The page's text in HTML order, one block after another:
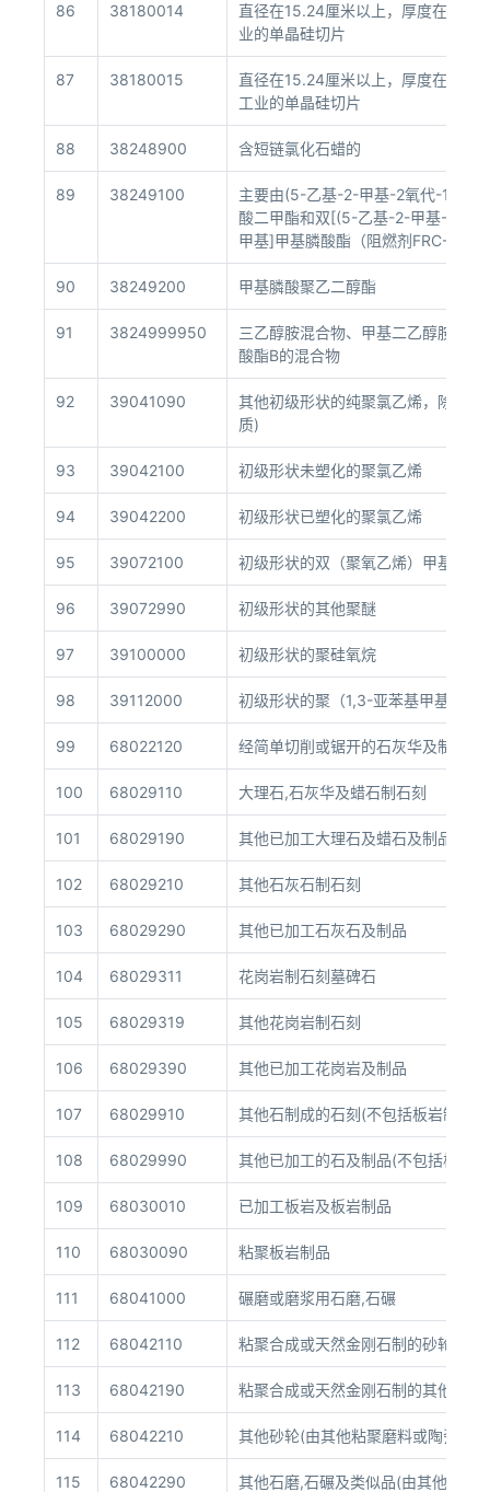
86 38180014
直径在15.24厘米以上，厚度在220
业的单晶硅切片
87 38180015
直径在15.24厘米以上，厚度在220
工业的单晶硅切片
88 38248900 含短链氯化石蜡的
89 38249100
主要由(5-乙基-2-甲基-2氧代-1,3,2-
酸二甲酯和双[(5-乙基-2-甲基-2氧
甲基]甲基膦酸酯（阻燃剂FRC-1）
90 38249200 甲基膦酸聚乙二醇酯
91 3824999950
三乙醇胺混合物、甲基二乙醇胺混
酸酯B的混合物
92 39041090
其他初级形状的纯聚氯乙烯，除聚
质)
93 39042100 初级形状未塑化的聚氯乙烯
94 39042200 初级形状已塑化的聚氯乙烯
95 39072100 初级形状的双（聚氧乙烯）甲基膦酸
96 39072990 初级形状的其他聚醚
97 39100000 初级形状的聚硅氧烷
98 39112000 初级形状的聚（1,3-亚苯基甲基膦酸
99 68022120 经简单切削或锯开的石灰华及制品(
100 68029110 大理石,石灰华及蜡石制石刻
101 68029190 其他已加工大理石及蜡石及制品(包
102 68029210 其他石灰石制石刻
103 68029290 其他已加工石灰石及制品
104 68029311 花岗岩制石刻墓碑石
105 68029319 其他花岗岩制石刻
106 68029390 其他已加工花岗岩及制品
107 68029910 其他石制成的石刻(不包括板岩制成
108 68029990 其他已加工的石及制品(不包括板岩
109 68030010 已加工板岩及板岩制品
110 68030090 粘聚板岩制品
111 68041000 碾磨或磨浆用石磨,石碾
112 68042110 粘聚合成或天然金刚石制的砂轮
113 68042190 粘聚合成或天然金刚石制的其他石磨
114 68042210 其他砂轮(由其他粘聚磨料或陶瓷所
115 68042290 其他石磨,石碾及类似品(由其他粘聚